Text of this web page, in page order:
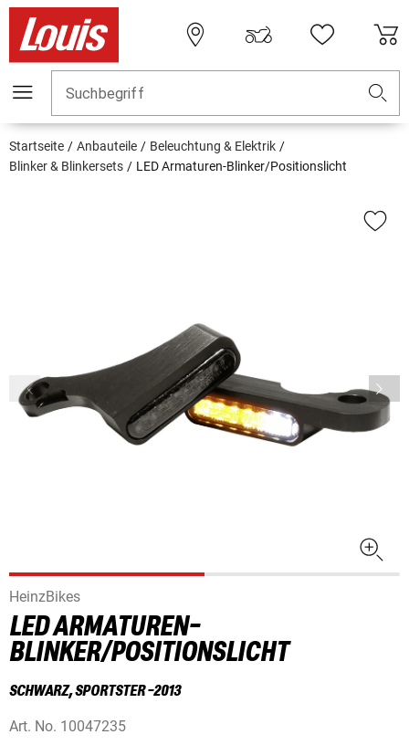
Suchbegriff
Startseite Anbauteile
Beleuchtung & Elektrik
Blinker & Blinkersets
LED Armaturen-Blinker/Positionslicht
HeinzBikes
LED ARMATUREN-
BLINKER/POSITIONSLICHT
SCHWARZ, SPORTSTER -2013
Art. No. 10047235